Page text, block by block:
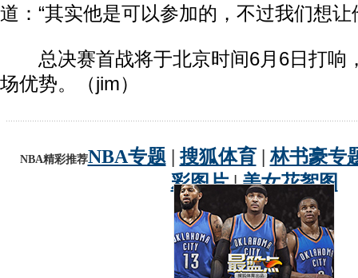
道：“其实他是可以参加的，不过我们想让
总决赛首战将于北京时间6月6日打响
场优势。（jim）